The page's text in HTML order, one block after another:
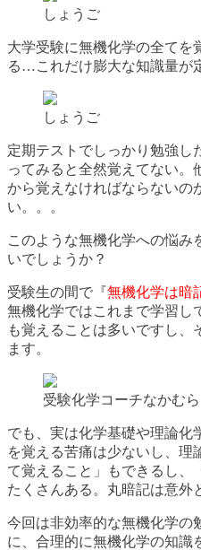
しょうご
大学受験に無機化学の全てを
る…これだけ膨大な知識量が
しょうご
定期テストでしっかり勉強し
ってみると全然覚えてない。
から覚えなければならないの
い。。。
このような無機化学への悩み
いでしょうか？
受験生の間で『無機化学は暗
無機化学ではこれまで学習し
も覚えることは多いですし、
ます。
受験化学コーチなかむら
でも、実は化学基礎や理論化
を覚える苦痛は少ないし、理
て覚えること」もできるし、
たくさんある。丸暗記は意外
今回は非効率的な無機化学の
に、合理的に無機化学の知識